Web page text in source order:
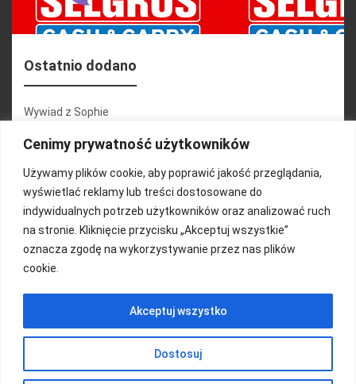
Cenimy prywatność użytkowników
Używamy plików cookie, aby poprawić jakość przeglądania,
wyświetlać reklamy lub treści dostosowane do
indywidualnych potrzeb użytkowników oraz analizować ruch
na stronie. Kliknięcie przycisku „Akceptuj wszystkie”
oznacza zgodę na wykorzystywanie przez nas plików
cookie.
Dostosuj
Akceptuj wszystko
Ostatnio dodano
Wywiad z Sophie
Konferencja 2.1
Martyna Wojciechowska
Relacja zdjęciowa 25.09.2024r (cz.2)
Wywiady z uczestnikami
FUNDACJA KOLOROWO